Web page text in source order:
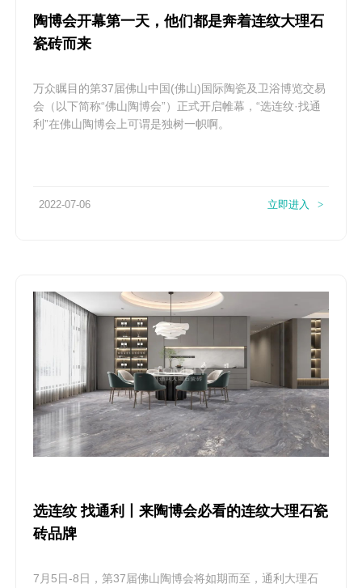
陶博会开幕第一天，他们都是奔着连纹大理石
瓷砖而来
万众瞩目的第37届佛山中国(佛山)国际陶瓷及卫浴博览交易
会（以下简称“佛山陶博会”）正式开启帷幕，“选连纹·找通
利”在佛山陶博会上可谓是独树一帜啊。
2022-07-06 立即进入 >
选连纹 找通利丨来陶博会必看的连纹大理石瓷
砖品牌
7月5日-8日，第37届佛山陶博会将如期而至，通利大理石